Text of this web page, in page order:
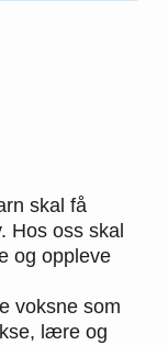
skal få
Hos oss skal
og oppleve
voksne som
lære og